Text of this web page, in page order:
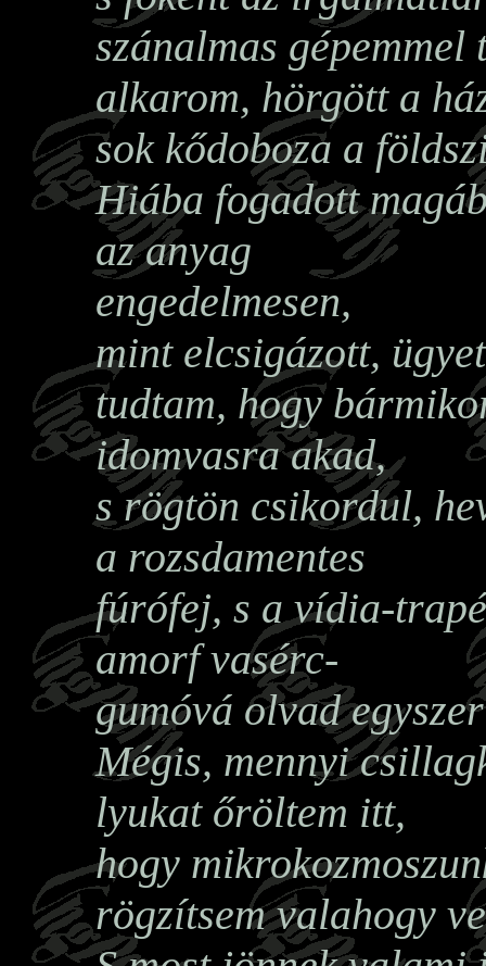
szánalmas
alkarom, hörgött a
sok kődoboza a
Hiába fogadott
az anyag
engedelmesen,
mint elcsigázott,
tudtam, hogy
idomvasra akad,
s rögtön csikordul,
a rozsdamentes
fúrófej, s a vídia-
amorf vasérc-
gumóvá olvad
Mégis, mennyi
lyukat őröltem itt,
hogy
rögzítsem valahogy